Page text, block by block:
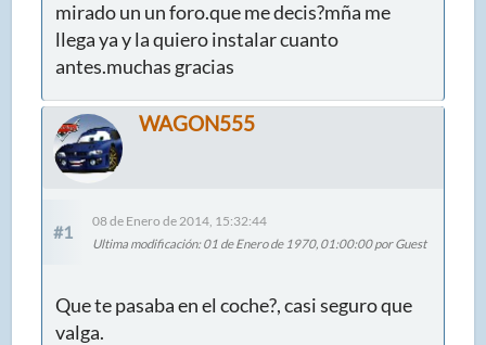
mirado un un foro.que me decis?mña me
llega ya y la quiero instalar cuanto
antes.muchas gracias
WAGON555
#1
08 de Enero de 2014, 15:32:44
Ultima modificación: 01 de Enero de 1970, 01:00:00 por Guest
Que te pasaba en el coche?, casi seguro que
valga.